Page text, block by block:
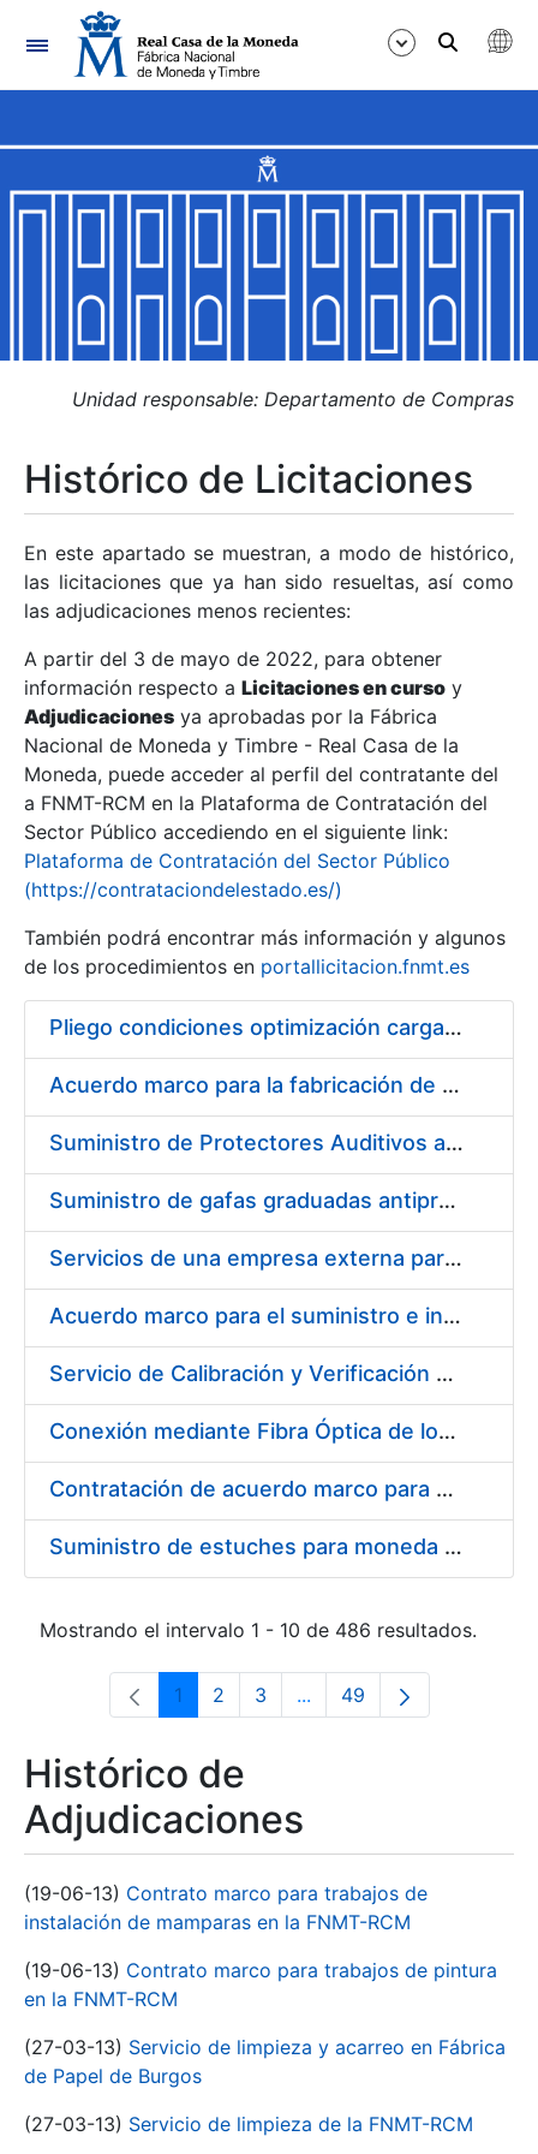
Navegación
Mostrar/Ocultar
Mostrar/Ocultar
Mostrar/Ocultar
Mostrar/Ocultar
Mostrar/Ocultar
Mostrar/Ocultar
Unidad responsable: Departamento de Compras
Histórico de Licitaciones
En este apartado se muestran, a modo de histórico,
las licitaciones que ya han sido resueltas, así como
las adjudicaciones menos recientes:
A partir del 3 de mayo de 2022, para obtener
información respecto a Licitaciones en curso y
Adjudicaciones ya aprobadas por la Fábrica
Nacional de Moneda y Timbre - Real Casa de la
Moneda, puede acceder al perfil del contratante del
a FNMT-RCM en la Plataforma de Contratación del
Sector Público accediendo en el siguiente link:
Plataforma de Contratación del Sector Público
(https://contrataciondelestado.es/)
También podrá encontrar más información y algunos
de los procedimientos en portallicitacion.fnmt.es
Pliego condiciones optimización cargas compras firmado
Acuerdo marco para la fabricación de piezas
Suministro de Protectores Auditivos a medida para las personas trabajadoras de los Centros de Trabajo de Madrid y Burgos
Suministro de gafas graduadas antiproyecciones para los trabajadores de la FNMT-RCM en los centros de trabajo de Madrid y Burgos
Servicios de una empresa externa para el asesoramiento y resolución de los recursos de alzada que se presentan relacionados con procesos de selección para la FNMT-RCM
Acuerdo marco para el suministro e instalación de persianas, estores y otros complementos
Servicio de Calibración y Verificación Externa de los Equipos de Medición del Servicio de Prevención de la FNMT-RCM
Conexión mediante Fibra Óptica de los Centros de Proceso de Datos (CPDs) de las sedes de la FNMT-RCM de Burgos y Madrid
Contratación de acuerdo marco para el Suministro de Material de Electricidad para la Fábrica Nacional de Moneda y Timbre-Real Casa de la Moneda en su centro de trabajo de Burgos
Suministro de estuches para moneda de 30 €
Mostrando el intervalo 1 - 10 de 486 resultados.
Página
1 Página
2 Página
3 ...Páginas intermedias Use
Página
49
Histórico de
Adjudicaciones
(19-06-13) Contrato marco para trabajos de
instalación de mamparas en la FNMT-RCM
(19-06-13) Contrato marco para trabajos de pintura
en la FNMT-RCM
(27-03-13) Servicio de limpieza y acarreo en Fábrica
de Papel de Burgos
(27-03-13) Servicio de limpieza de la FNMT-RCM